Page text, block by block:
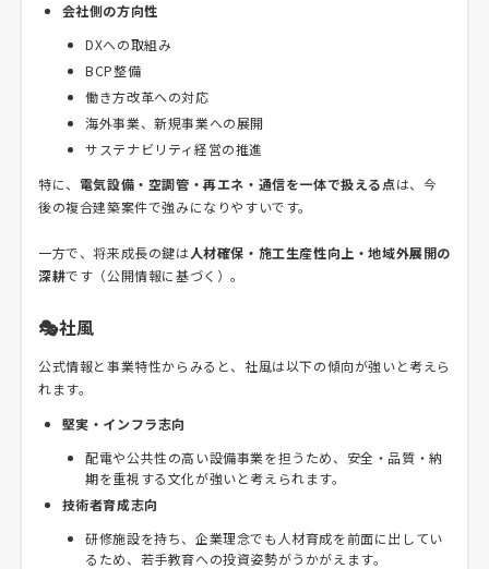
会社側の方向性
DXへの取組み
BCP整備
働き方改革への対応
海外事業、新規事業への展開
サステナビリティ経営の推進
特に、 電気設備・空調管・再エネ・通信を一体で扱える点は、今
後の複合建築案件で強みになりやすいです。
一方で、将来成長の鍵は人材確保・施工生産性向上・地域外展開の
深耕です（公開情報に基づく）。
🎭社風
公式情報と事業特性からみると、社風は以下の傾向が強いと考えら
れます。
堅実・インフラ志向
配電や公共性の高い設備事業を担うため、安全・品質・納
期を重視する文化が強いと考えられます。
技術者育成志向
研修施設を持ち、企業理念でも人材育成を前面に出してい
るため、若手教育への投資姿勢がうかがえます。